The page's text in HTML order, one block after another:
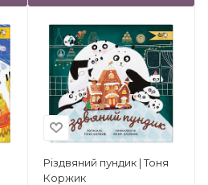
Різдвяний пундик | Тоня
Коржик